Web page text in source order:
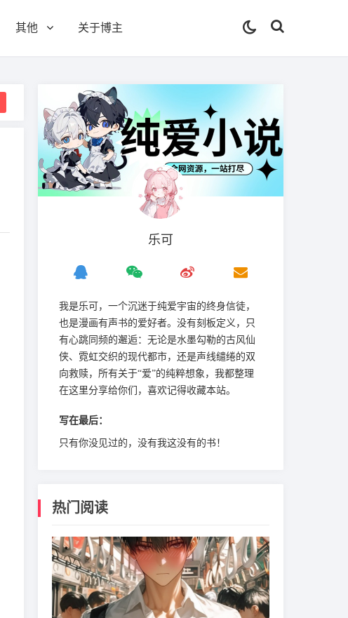
其他 关于博主
乐可
我是‌乐可，一个沉迷于纯爱宇宙的终身信徒，
也是漫画有声书的爱好者。没有刻板定义，只
有心跳同频的邂逅：无论是水墨勾勒的古风仙
侠、霓虹交织的现代都市，还是声线缱绻的双
向救赎，所有关于“爱”的纯粹想象，我都整理
在这里分享给你们，喜欢记得收藏本站。
写在最后：
只有你没见过的，没有我这没有的书！
热门阅读